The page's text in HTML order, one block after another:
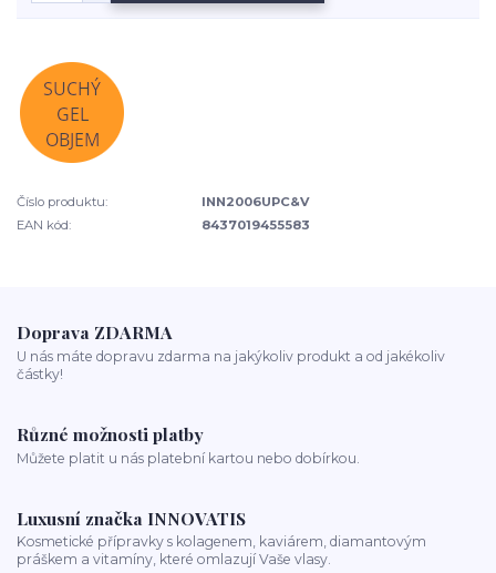
Číslo produktu:
INN2006UPC&V
EAN kód:
8437019455583
Doprava ZDARMA
U nás máte dopravu zdarma na jakýkoliv produkt a od jakékoliv
částky!
Různé možnosti platby
Můžete platit u nás platební kartou nebo dobírkou.
Luxusní značka INNOVATIS
Kosmetické přípravky s kolagenem, kaviárem, diamantovým
práškem a vitamíny, které omlazují Vaše vlasy.